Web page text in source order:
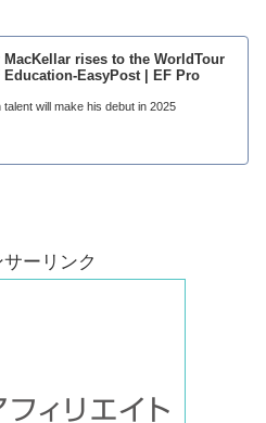
MacKellar rises to the WorldTour
Education-EasyPost | EF Pro
talent will make his debut in 2025
ーリンク